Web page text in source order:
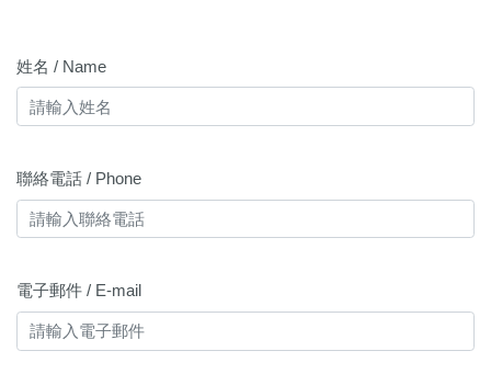
姓名 / Name
聯絡電話 / Phone
電子郵件 / E-mail